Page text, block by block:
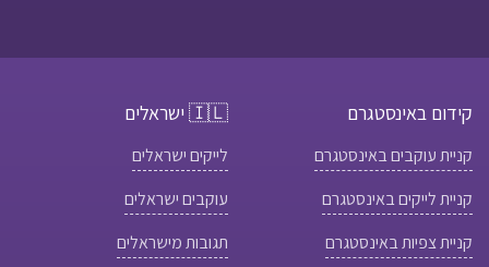
קידום באינסטגרם
קניית עוקבים באינסטגרם
קניית לייקים באינסטגרם
קניית צפיות באינסטגרם
🇮🇱 ישראלים
לייקים ישראלים
עוקבים ישראלים
תגובות מישראלים